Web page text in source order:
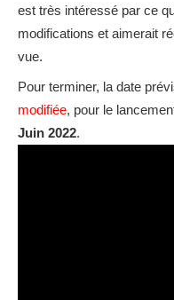
est très intéressé par ce
modifications et aimerait
vue.
Pour terminer, la date
modifiée, pour le
Juin 2022.